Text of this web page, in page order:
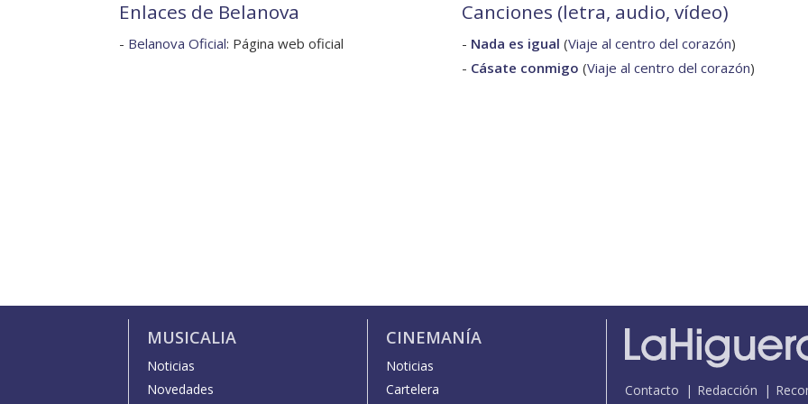
Enlaces de Belanova
- Belanova Oficial: Página web oficial
Canciones (letra, audio, vídeo)
- Nada es igual (Viaje al centro del corazón)
- Cásate conmigo (Viaje al centro del corazón)
MUSICALIA
Noticias
Novedades
CINEMANÍA
Noticias
Cartelera
Contacto Redacción